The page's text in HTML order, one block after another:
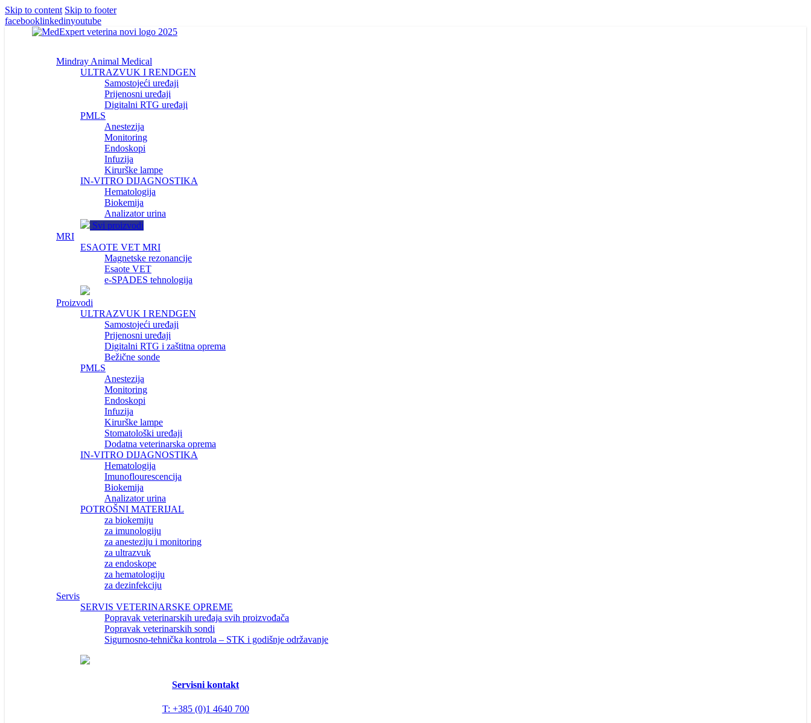
Skip to content Skip to footer
facebooklinkedinyoutube
Mindray Animal Medical
ULTRAZVUK I RENDGEN
Samostojeći uređaji
Prijenosni uređaji
Digitalni RTG uređaji
PMLS
Anestezija
Monitoring
Endoskopi
Infuzija
Kirurške lampe
IN-VITRO DIJAGNOSTIKA
Hematologija
Biokemija
Analizator urina
Svi proizvodi
MRI
ESAOTE VET MRI
Magnetske rezonancije
Esaote VET
e-SPADES tehnologija
Proizvodi
ULTRAZVUK I RENDGEN
Samostojeći uređaji
Prijenosni uređaji
Digitalni RTG i zaštitna oprema
Bežične sonde
PMLS
Anestezija
Monitoring
Endoskopi
Infuzija
Kirurške lampe
Stomatološki uređaji
Dodatna veterinarska oprema
IN-VITRO DIJAGNOSTIKA
Hematologija
Imunoflourescencija
Biokemija
Analizator urina
POTROŠNI MATERIJAL
za biokemiju
za imunologiju
za anesteziju i monitoring
za ultrazvuk
za endoskope
za hematologiju
za dezinfekciju
Servis
SERVIS VETERINARSKE OPREME
Popravak veterinarskih uređaja svih proizvođača
Popravak veterinarskih sondi
Sigurnosno-tehnička kontrola – STK i godišnje održavanje
Servisni kontakt
T: +385 (0)1 4640 700